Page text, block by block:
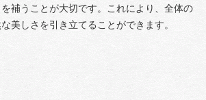
補うことが大切です。これにより、全体の
美しさを引き立てることができます。